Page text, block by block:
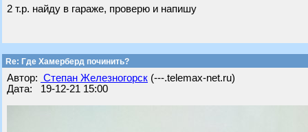
2 т.р. найду в гараже, проверю и напишу
Re: Где Хамерберд починить?
Автор: Степан Железногорск (---.telemax-net.ru)
Дата: 19-12-21 15:00